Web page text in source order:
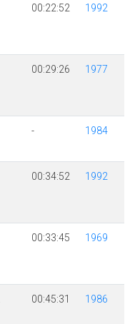
00:22:52 1992
00:29:26 1977
- 1984
00:34:52 1992
00:33:45 1969
00:45:31 1986